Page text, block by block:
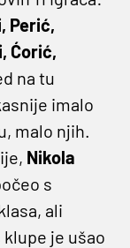
Perić,
Ćorić,
na tu
imalo
malo njih.
Nikola
s
ali
je ušao